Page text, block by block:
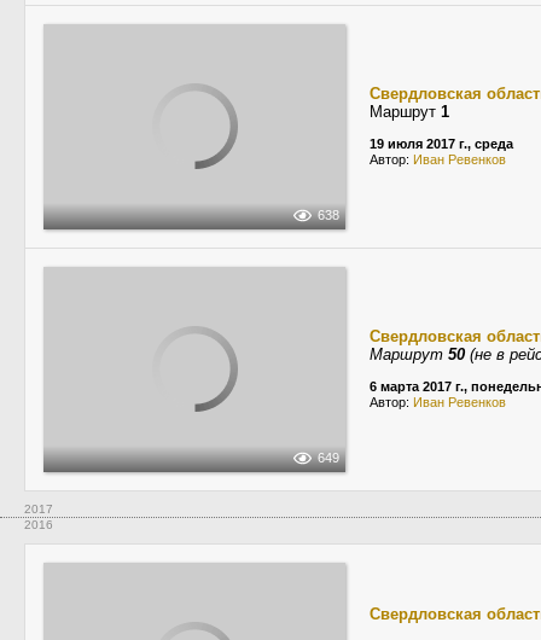
638
Свердловская
Маршрут 1
19 июля 2017 г., среда
Автор: Иван Ревенков
649
Свердловская
Маршрут 50 (не в
6 марта 2017 г.,
Автор: Иван Ревенков
2017
2016
Свердловская